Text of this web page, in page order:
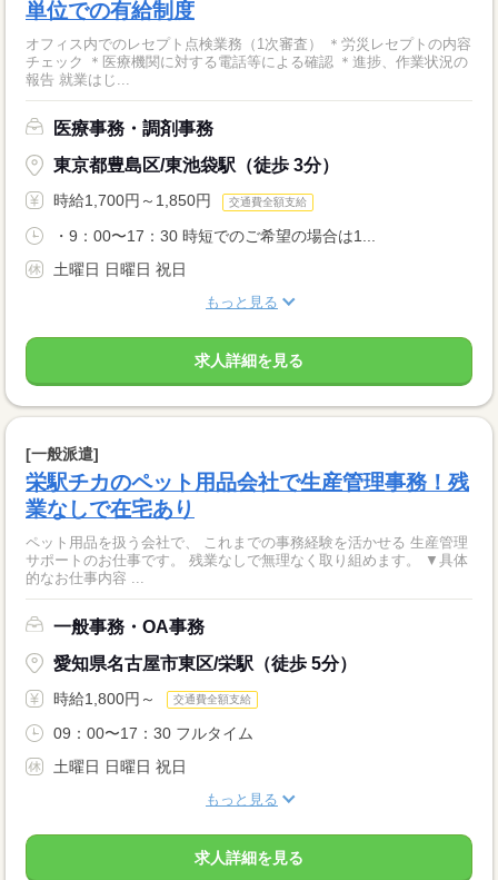
単位での有給制度
オフィス内でのレセプト点検業務（1次審査） ＊労災レセプトの内容
チェック ＊医療機関に対する電話等による確認 ＊進捗、作業状況の
報告 就業はじ...
医療事務・調剤事務
東京都豊島区/東池袋駅（徒歩 3分）
時給1,700円～1,850円 交通費全額支給
・9：00〜17：30 時短でのご希望の場合は1...
土曜日 日曜日 祝日
もっと見る
求人詳細を見る
[一般派遣]
栄駅チカのペット用品会社で生産管理事務！残
業なしで在宅あり
ペット用品を扱う会社で、 これまでの事務経験を活かせる 生産管理
サポートのお仕事です。 残業なしで無理なく取り組めます。 ▼具体
的なお仕事内容 ...
一般事務・OA事務
愛知県名古屋市東区/栄駅（徒歩 5分）
時給1,800円～ 交通費全額支給
09：00〜17：30 フルタイム
土曜日 日曜日 祝日
もっと見る
求人詳細を見る